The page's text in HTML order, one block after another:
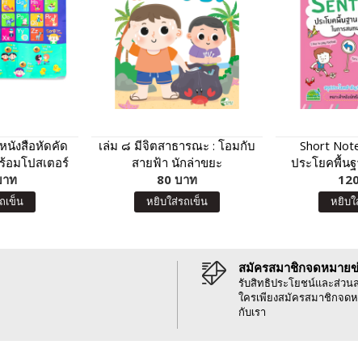
นังสือหัดคัด
อมโปสเตอร์
สียง ABC
ท
เข็น
เล่ม ๘ มีจิตสาธารณะ : โอมกับ
สายฟ้า นักล่าขยะ
80 บาท
หยิบใส่รถเข็น
Short
ประโยคพื้น
หยิบใ
สมัครสมาชิกจดหมาย
รับสิทธิประโยชน์และส่วน
ใครเพียงสมัครสมาชิกจด
กับเรา